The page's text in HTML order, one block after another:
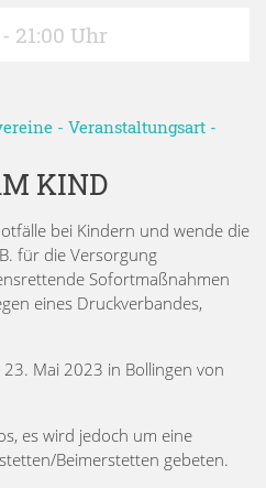
21:00 Uhr
- Veranstaltungsart -
KIND
bei Kindern und wende die
für die Versorgung
Sofortmaßnahmen
eines Druckverbandes,
Mai 2023 in Bollingen von
es wird jedoch um eine
Beimerstetten gebeten.